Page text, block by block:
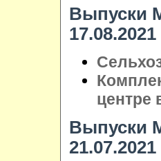
Выпуски
17.08.2021
центре
Выпуски
21.07.2021